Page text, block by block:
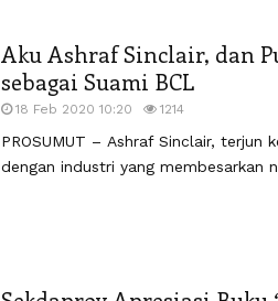
Aku Ashraf Sinclair, dan
sebagai Suami BCL
18 Feb 2020 10:20 1214
PROSUMUT – Ashraf Sinclair, terjun
dengan industri yang membesarkan